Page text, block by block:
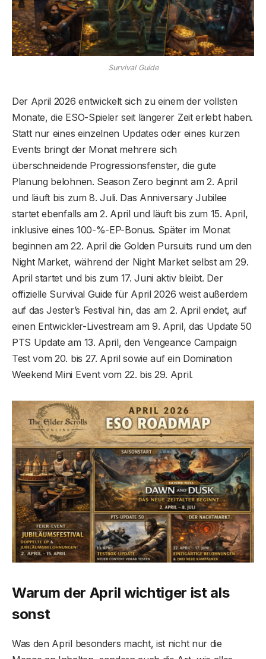
Survival Guide
Der April 2026 entwickelt sich zu einem der vollsten
Monate, die ESO-Spieler seit längerer Zeit erlebt haben.
Statt nur eines einzelnen Updates oder eines kurzen
Events bringt der Monat mehrere sich
überschneidende Progressionsfenster, die gute
Planung belohnen. Season Zero beginnt am 2. April
und läuft bis zum 8. Juli. Das Anniversary Jubilee
startet ebenfalls am 2. April und läuft bis zum 15. April,
inklusive eines 100-%-EP-Bonus. Später im Monat
beginnen am 22. April die Golden Pursuits rund um den
Night Market, während der Night Market selbst am 29.
April startet und bis zum 17. Juni aktiv bleibt. Der
offizielle Survival Guide für April 2026 weist außerdem
auf das Jester’s Festival hin, das am 2. April endet, auf
einen Entwickler-Livestream am 9. April, das Update 50
PTS Update am 13. April, den Vengeance Campaign
Test vom 20. bis 27. April sowie auf ein Domination
Weekend Mini Event vom 22. bis 29. April.
Warum der April wichtiger ist als
sonst
Was den April besonders macht, ist nicht nur die